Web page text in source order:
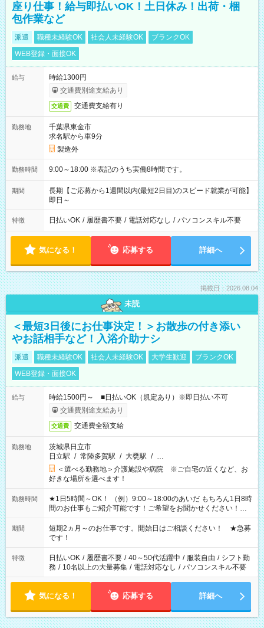
座り仕事！給与即払いOK！土日休み！出荷・梱
包作業など
派遣 職種未経験OK 社会人未経験OK
ブランクOK
WEB登録・面接OK
給与
時給1300円
交通費別途支給あり
交通費 交通費支給有り
勤務地
千葉県東金市
求名駅から車9分
製造外
勤務時間 9:00～18:00 ※表記のうち実働8時間です。
期間
長期【ご応募から1週間以内(最短2日目)のスピード就業が可能】
即日～
特徴 日払いOK / 履歴書不要 / 電話対応なし / パソコンスキル不要
気になる！ 応募する 詳細へ
掲載日：2026.08.04
未読
＜最短3日後にお仕事決定！＞お散歩の付き添い
やお話相手など！入浴介助ナシ
派遣 職種未経験OK 社会人未経験OK 大学生歓迎
ブランクOK
WEB登録・面接OK
給与
時給1500円～ ■日払いOK（規定あり）※即日払い不可
交通費別途支給あり
交通費 交通費全額支給
勤務地
茨城県日立市
日立駅 / 常陸多賀駅 / 大甕駅 / …
＜選べる勤務地＞介護施設や病院 ※ご自宅の近くなど、お
好きな場所を選べます！
勤務時間
★1日5時間～OK！ （例）9:00～18:00のあいだ もちろん1日8時
間のお仕事もご紹介可能です！ご希望をお聞かせください！★
家庭の都合でお休みが必要な場合も遠慮なくご相談ください。
※週最低15時間以上の勤務が必要です
期間
短期2ヵ月～のお仕事です。開始日はご相談ください！ ★急募
です！
特徴 日払いOK / 履歴書不要 / 40～50代活躍中 / 服装自由 / シフト勤
務 / 10名以上の大量募集 / 電話対応なし / パソコンスキル不要
気になる！ 応募する 詳細へ